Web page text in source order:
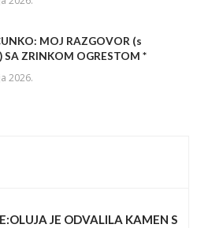
MOJ RAZGOVOR (s
SA ZRINKOM OGRESTOM *
2026.
JE ODVALILA KAMEN S